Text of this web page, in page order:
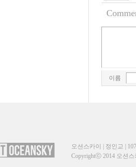
이름
오션스카이 | 정인교 |
Copyrightⓒ 2014 오션스